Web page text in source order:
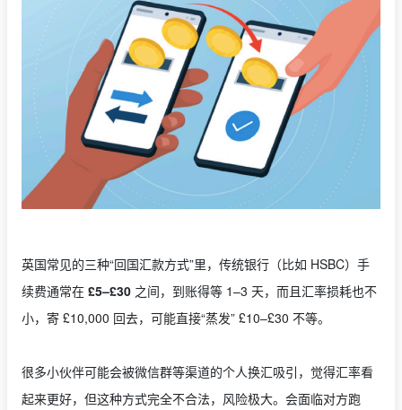
英国常见的三种“回国汇款方式”里，传统银行（比如 HSBC）手
续费通常在 £5–£30 之间，到账得等 1–3 天，而且汇率损耗也不
小，寄 £10,000 回去，可能直接“蒸发” £10–£30 不等。
很多小伙伴可能会被微信群等渠道的个人换汇吸引，觉得汇率看
起来更好，但这种方式完全不合法，风险极大。会面临对方跑